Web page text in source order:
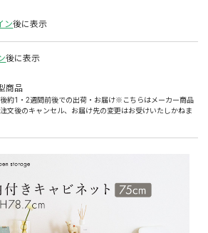
ン後に表示
後に表示
商品
約1・2週間前後での出荷・お届け※こちらはメーカー商品
文後のキャンセル、お届け先の変更はお受けいたしかねま